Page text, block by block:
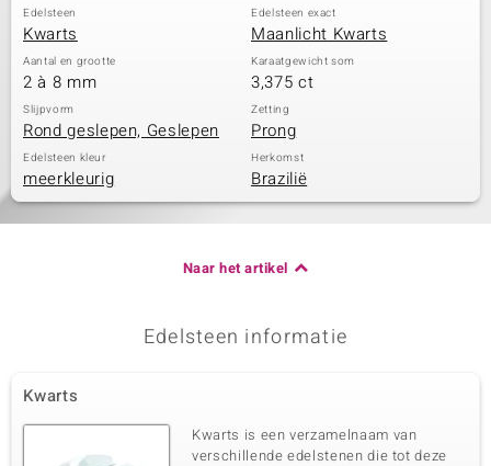
Edelsteen
Kwarts
Edelsteen exact
Maanlicht Kwarts
Aantal en grootte
2 à 8 mm
Karaatgewicht som
3,375 ct
Slijpvorm
Rond geslepen, Geslepen
Zetting
Prong
Edelsteen kleur
meerkleurig
Herkomst
Brazilië
Naar het artikel
Edelsteen informatie
Kwarts
Kwarts is een verzamelnaam van
verschillende edelstenen die tot deze